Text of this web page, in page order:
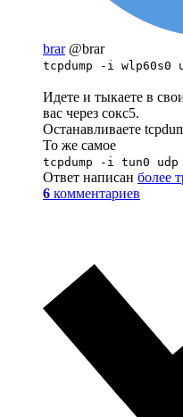
brar @brar
tcpdump -i
Идете и тыкаете в
вас через сокс5.
Останавливаете
То же самое
tcpdump -i tun0
Ответ написан более
6 комментариев